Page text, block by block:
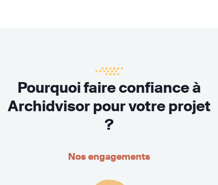
Pourquoi faire confiance à
Archidvisor pour votre projet
?
Nos engagements